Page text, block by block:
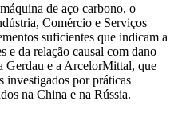
de aço carbono, o
Comércio e Serviços
suficientes que indicam a
e da relação causal com dano
Gerdau e a ArcelorMittal, que
investigados por práticas
na China e na Rússia.